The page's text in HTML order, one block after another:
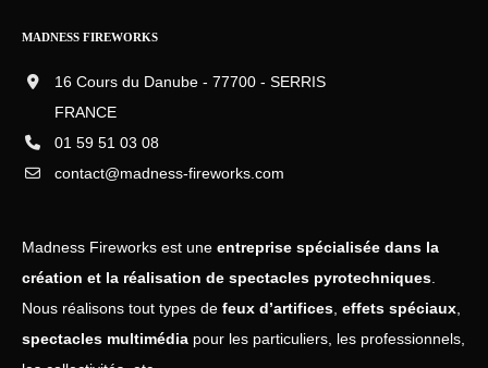
MADNESS FIREWORKS
16 Cours du Danube - 77700 - SERRIS
FRANCE
01 59 51 03 08
contact@madness-fireworks.com
Madness Fireworks est une entreprise spécialisée dans la
création et la réalisation de spectacles pyrotechniques
Nous réalisons tout types de feux d’artifices effets spéciaux
spectacles multimédia pour les particuliers, les professionnels,